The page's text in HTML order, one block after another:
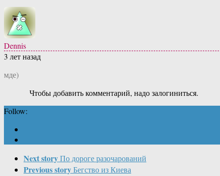
Dennis
3 лет назад
мде)
Чтобы добавить комментарий, надо залогиниться.
Follow:
Next storyПо дороге разочарований
Previous storyБегство из Киева